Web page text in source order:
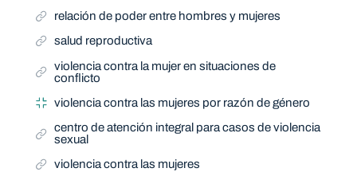
relación de poder entre hombres y mujeres
salud reproductiva
violencia contra la mujer en situaciones de
conflicto
violencia contra las mujeres por razón de género
centro de atención integral para casos de violencia
sexual
violencia contra las mujeres